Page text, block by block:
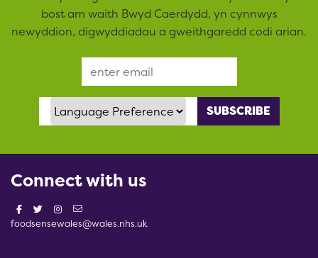
bost am waith Bwyd Caerdydd, yn cynnwys
newyddion, digwyddiadau a gweithgaredd codi arian.
Language Preference
Connect with us
foodsensewales@wales.nhs.uk